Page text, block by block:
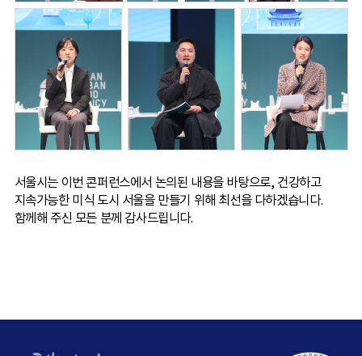
서울시는 이번 콘퍼런스에서 논의된 내용을 바탕으로, 건강하고
지속가능한 미식 도시 서울을 만들기 위해 최선을 다하겠습니다.
함께해 주신 모든 분께 감사드립니다.